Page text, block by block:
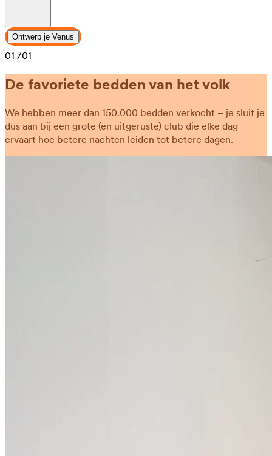
Ontwerp je Venus
01 /01
De favoriete bedden van het volk
We hebben meer dan 150.000 bedden verkocht – je sluit je
dus aan bij een grote (en uitgeruste) club die elke dag
ervaart hoe betere nachten leiden tot betere dagen.